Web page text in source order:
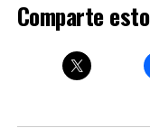
Comparte